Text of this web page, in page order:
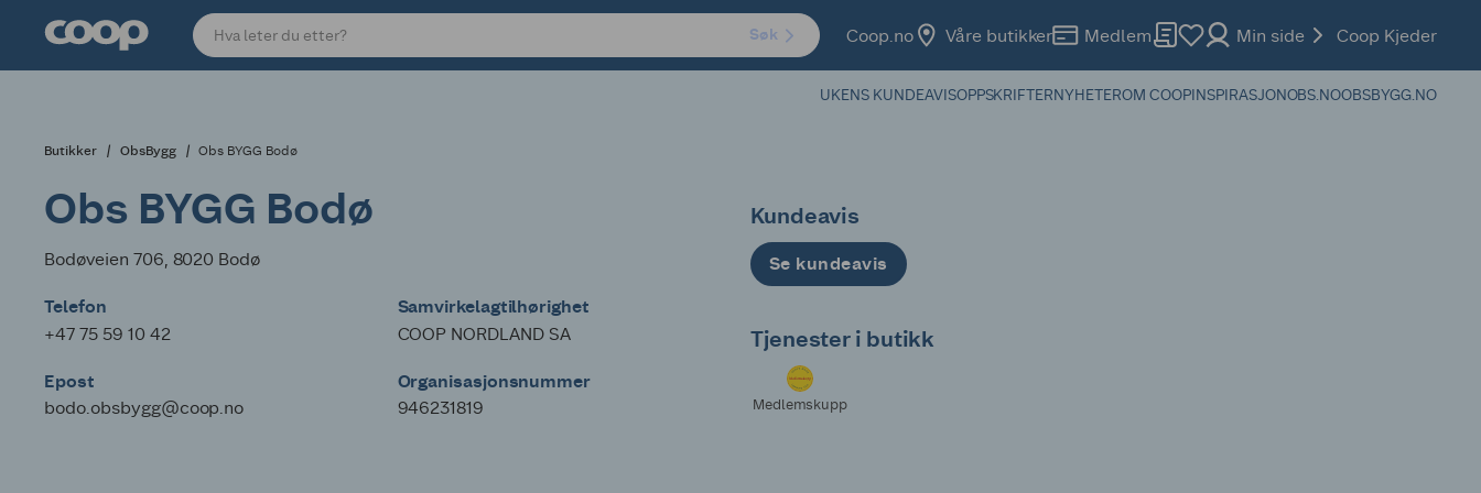
Søk Coop.no Våre butikker Medlem Min side Coop Kjeder
UKENS KUNDEAVISOPPSKRIFTERNYHETEROM COOPINSPIRASJONOBS.NOOBSBYGG.NO
Butikker ObsBygg Obs BYGG Bodø
Obs BYGG Bodø
Bodøveien 706, 8020 Bodø
Telefon
+47 75 59 10 42
Epost
bodo.obsbygg@coop.no
Samvirkelagtilhørighet
COOP NORDLAND SA
Organisasjonsnummer
946231819
Kundeavis
Se kundeavis
Tjenester i butikk
Medlemskupp